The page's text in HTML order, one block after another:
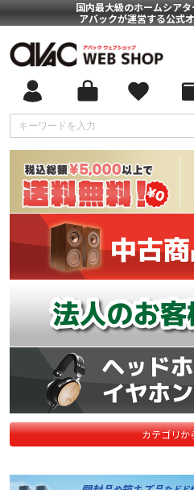
国内最大級のホームシア
アバックが運営する公式
カテゴリか